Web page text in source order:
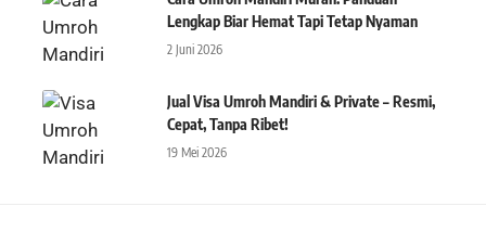
Lengkap Biar Hemat Tapi Tetap Nyaman
2 Juni 2026
Jual Visa Umroh Mandiri & Private – Resmi,
Cepat, Tanpa Ribet!
19 Mei 2026